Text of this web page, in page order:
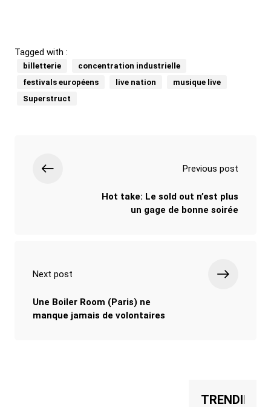
Tagged with :
billetterie
concentration industrielle
festivals européens
live nation
musique live
Superstruct
Previous post
Hot take: Le sold out n’est plus
un gage de bonne soirée
Next post
Une Boiler Room (Paris) ne
manque jamais de volontaires
TRENDING